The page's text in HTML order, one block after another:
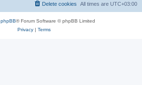
All times are UTC+03:00
Delete cookies
phpBB® Forum Software © phpBB Limited
Privacy| Terms